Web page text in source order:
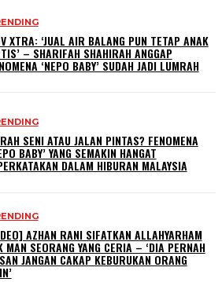
XTRA: ‘JUAL AIR BALANG PUN TETAP ANAK
– SHARIFAH SHAHIRAH ANGGAP
‘NEPO BABY’ SUDAH JADI LUMRAH
SENI ATAU JALAN PINTAS? FENOMENA
BABY’ YANG SEMAKIN HANGAT
DALAM HIBURAN MALAYSIA
AZHAN RANI SIFATKAN ALLAHYARHAM
MAN SEORANG YANG CERIA – ‘DIA PERNAH
JANGAN CAKAP KEBURUKAN ORANG